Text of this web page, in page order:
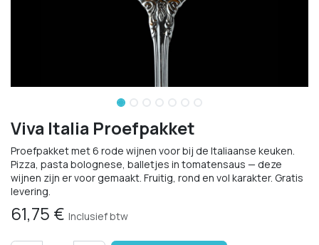
Viva Italia Proefpakket
Proefpakket met 6 rode wijnen voor bij de Italiaanse keuken.
Pizza, pasta bolognese, balletjes in tomatensaus — deze
wijnen zijn er voor gemaakt. Fruitig, rond en vol karakter. Gratis
levering.
61,75 € Inclusief btw